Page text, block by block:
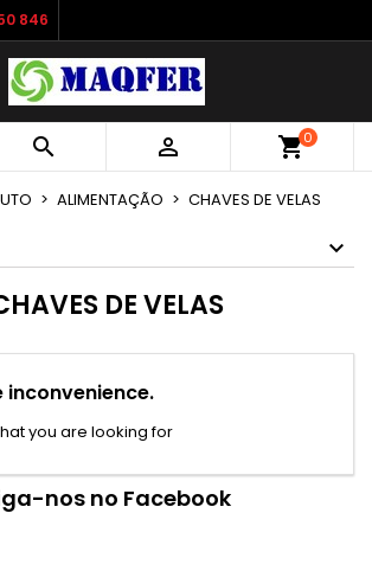
846
  shopping_cart0
ALIMENTAÇÃO CHAVES DE VELAS
DE VELAS
you are looking for
nos no Facebook
listas de desejos ×
lista
×
de desejos ×
de desejos
×
sessão iniciada para guardar
lista de desejos.
Cancelar Entrar